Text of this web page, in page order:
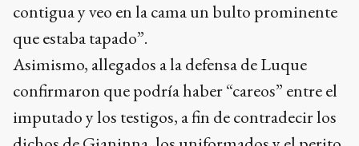
contigua y veo en la cama un bulto prominente
que estaba tapado”.
Asimismo, allegados a la defensa de Luque
confirmaron que podría haber “careos” entre el
imputado y los testigos, a fin de contradecir los